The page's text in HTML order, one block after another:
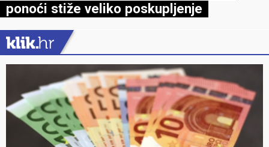
ponoći stiže veliko poskupljenje